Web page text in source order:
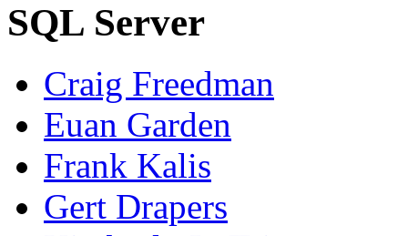
SQL Server
Craig Freedman
Euan Garden
Frank Kalis
Gert Drapers